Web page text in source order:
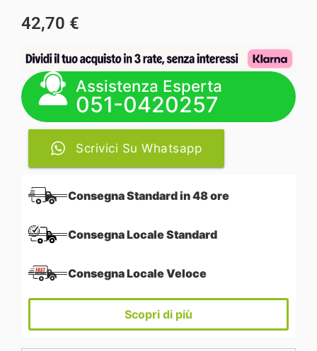
42,70 €
Assistenza Esperta
051-0420257
Scrivici Su Whatsapp
Consegna Standard in 48 ore
Consegna Locale Standard
Consegna Locale Veloce
Scopri di più